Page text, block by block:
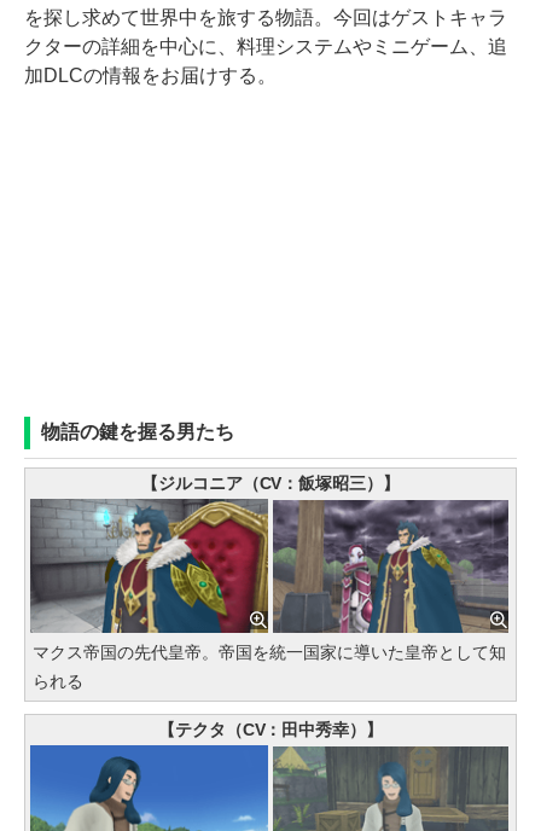
を探し求めて世界中を旅する物語。今回はゲストキャラ
クターの詳細を中心に、料理システムやミニゲーム、追
加DLCの情報をお届けする。
物語の鍵を握る男たち
【ジルコニア（CV：飯塚昭三）】
マクス帝国の先代皇帝。帝国を統一国家に導いた皇帝として知
られる
【テクタ（CV：田中秀幸）】